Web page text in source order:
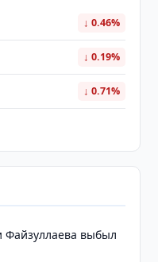
↓ 0.46%
↓ 0.19%
↓ 0.71%
выбыл